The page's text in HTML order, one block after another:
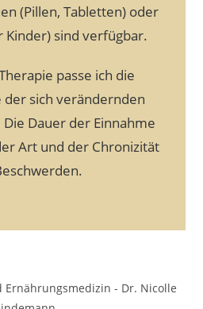
(Pillen, Tabletten) oder
Kinder) sind verfügbar.
passe ich die
sich verändernden
Dauer der Einnahme
Art und der Chronizität